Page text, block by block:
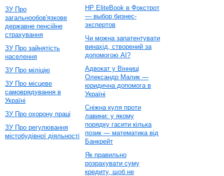
ЗУ Про
загальнообов'язкове
державне пенсійне
страхування
ЗУ Про зайнятість
населення
ЗУ Про міліцію
ЗУ Про місцеве
самоврядування в
Україні
ЗУ Про охорону праці
ЗУ Про регулювання
містобудівної діяльності
HP EliteBook в Фокстрот
— выбор бизнес-
экспертов
Чи можна запатентувати
винахід, створений за
допомогою AI?
Адвокат у Вінниці
Олександр Малик —
юридична допомога в
Україні
Сніжна куля проти
лавини: у якому
порядку гасити кілька
позик — математика від
Банкрейт
Як правильно
розрахувати суму
кредиту, щоб не